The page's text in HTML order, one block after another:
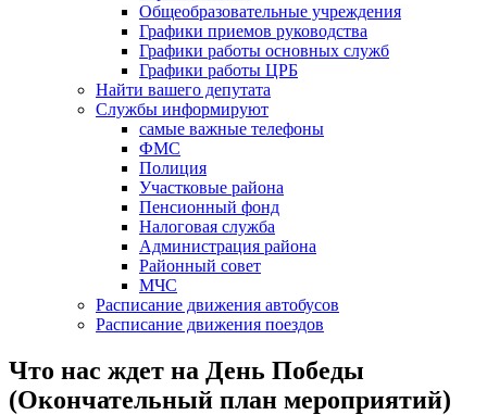
Общеобразовательные учреждения
Графики приемов руководства
Графики работы основных служб
Графики работы ЦРБ
Найти вашего депутата
Службы информируют
самые важные телефоны
ФМС
Полиция
Участковые района
Пенсионный фонд
Налоговая служба
Администрация района
Районный совет
МЧС
Расписание движения автобусов
Расписание движения поездов
Что нас ждет на День Победы
(Окончательный план мероприятий)